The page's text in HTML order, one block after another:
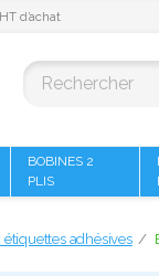
d’achat
BOBINES 2
PLIS
étiquettes adhésives